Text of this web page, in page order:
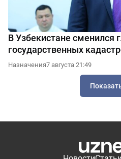
В Узбекистане сменился
государственных
Назначения7 августа 21:49